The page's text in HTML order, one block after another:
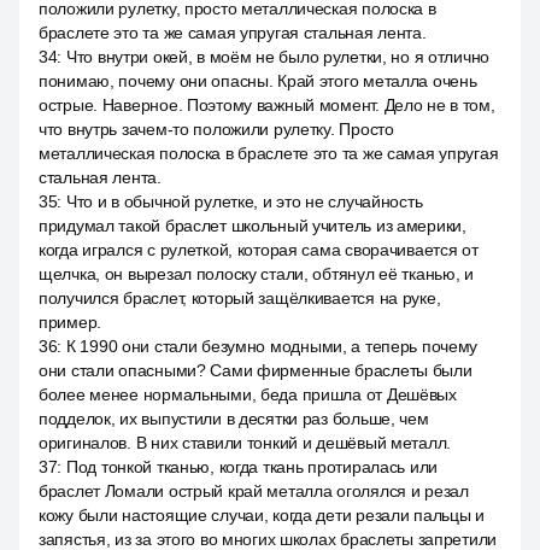
положили рулетку, просто металлическая полоска в
браслете это та же самая упругая стальная лента.
34: Что внутри окей, в моём не было рулетки, но я отлично
понимаю, почему они опасны. Край этого металла очень
острые. Наверное. Поэтому важный момент. Дело не в том,
что внутрь зачем-то положили рулетку. Просто
металлическая полоска в браслете это та же самая упругая
стальная лента.
35: Что и в обычной рулетке, и это не случайность
придумал такой браслет школьный учитель из америки,
когда игрался с рулеткой, которая сама сворачивается от
щелчка, он вырезал полоску стали, обтянул её тканью, и
получился браслет, который защёлкивается на руке,
пример.
36: К 1990 они стали безумно модными, а теперь почему
они стали опасными? Сами фирменные браслеты были
более менее нормальными, беда пришла от Дешёвых
подделок, их выпустили в десятки раз больше, чем
оригиналов. В них ставили тонкий и дешёвый металл.
37: Под тонкой тканью, когда ткань протиралась или
браслет Ломали острый край металла оголялся и резал
кожу были настоящие случаи, когда дети резали пальцы и
запястья, из за этого во многих школах браслеты запретили